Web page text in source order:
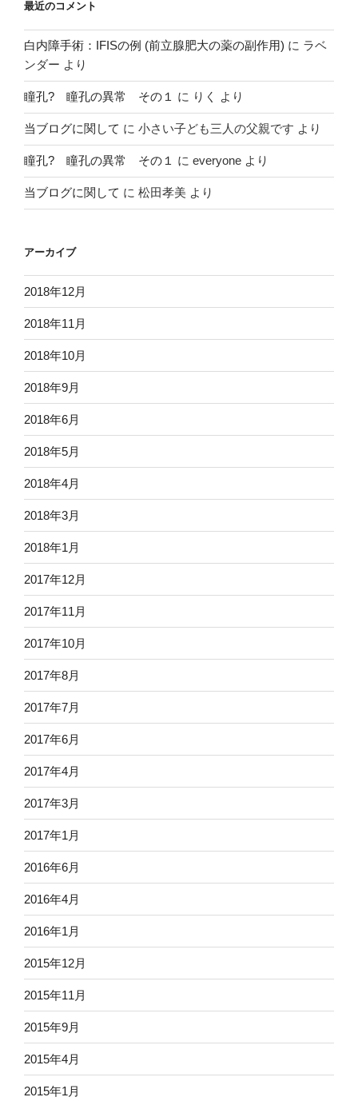
最近のコメント
白内障手術：IFISの例 (前立腺肥大の薬の副作用) に ラベ
ンダー より
瞳孔? 瞳孔の異常 その１ に りく より
当ブログに関して に 小さい子ども三人の父親です より
瞳孔? 瞳孔の異常 その１ に everyone より
当ブログに関して に 松田孝美 より
アーカイブ
2018年12月
2018年11月
2018年10月
2018年9月
2018年6月
2018年5月
2018年4月
2018年3月
2018年1月
2017年12月
2017年11月
2017年10月
2017年8月
2017年7月
2017年6月
2017年4月
2017年3月
2017年1月
2016年6月
2016年4月
2016年1月
2015年12月
2015年11月
2015年9月
2015年4月
2015年1月